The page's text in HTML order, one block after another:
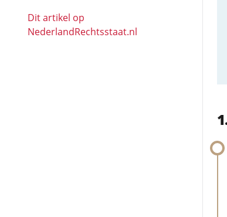
Dit artikel op
NederlandRechts­staat.nl